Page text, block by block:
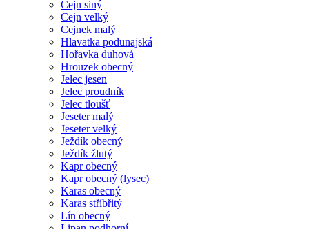
Cejn siný
Cejn velký
Cejnek malý
Hlavatka podunajská
Hořavka duhová
Hrouzek obecný
Jelec jesen
Jelec proudník
Jelec tloušť
Jeseter malý
Jeseter velký
Ježdík obecný
Ježdík žlutý
Kapr obecný
Kapr obecný (lysec)
Karas obecný
Karas stříbřitý
Lín obecný